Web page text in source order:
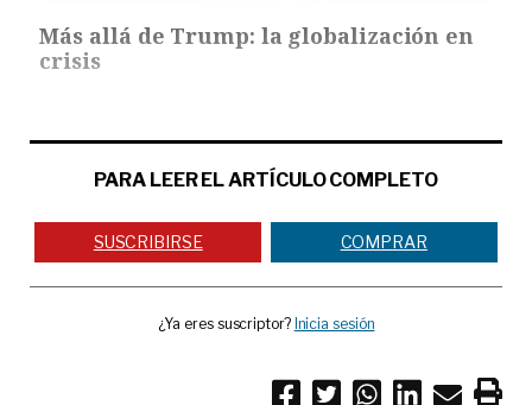
Más allá de Trump: la globalización en
crisis
PARA LEER EL ARTÍCULO COMPLETO
SUSCRIBIRSE COMPRAR
¿Ya eres suscriptor? Inicia sesión